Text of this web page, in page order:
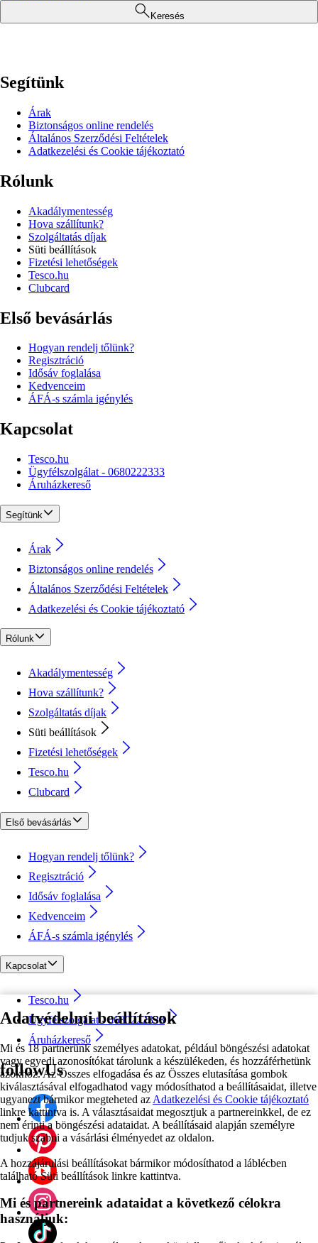
Adatvédelmi beállítások
Mi és 18 partnerünk személyes adatokat, például böngészési adatokat
vagy egyedi azonosítókat tárolunk a készülékeden, és hozzáférhetünk
azokhoz. Az Összes elfogadása és az Összes elutasítása gombok
kiválasztásával elfogadhatod vagy módosíthatod a beállításaidat, illetve
ugyanezt bármikor megteheted az Adatkezelési és Cookie tájékoztató
linkre kattintva is. A választásaidat megosztjuk a partnereinkkel, de ez
nem érinti a böngészési adataidat. A beállításaid alapján személyre
tudjuk szabni a vásárlási élményedet az oldalon.
A hozzájárulási beállításokat bármikor módosíthatod a láblécben
található Süti beállítások linkre kattintva.
Mi és partnereink adataidat a következő célokra
használjuk:
Keresés
Segítünk
Árak
Biztonságos online rendelés
Általános Szerződési Feltételek
Adatkezelési és Cookie tájékoztató
Rólunk
Akadálymentesség
Hova szállítunk?
Szolgáltatás díjak
Süti beállítások
Fizetési lehetőségek
Tesco.hu
Clubcard
Első bevásárlás
Hogyan rendelj tőlünk?
Regisztráció
Idősáv foglalása
Kedvenceim
ÁFÁ-s számla igénylés
Kapcsolat
Tesco.hu
Ügyfélszolgálat - 0680222333
Áruházkereső
Segítünk
Árak
Biztonságos online rendelés
Általános Szerződési Feltételek
Adatkezelési és Cookie tájékoztató
Rólunk
Akadálymentesség
Hova szállítunk?
Szolgáltatás díjak
Süti beállítások
Fizetési lehetőségek
Tesco.hu
Clubcard
Első bevásárlás
Hogyan rendelj tőlünk?
Regisztráció
Idősáv foglalása
Kedvenceim
ÁFÁ-s számla igénylés
Kapcsolat
Tesco.hu
Ügyfélszolgálat - 0680222333
Áruházkereső
followUs